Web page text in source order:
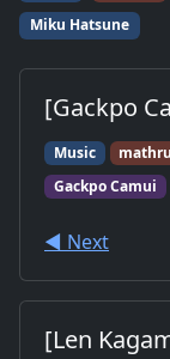
Miku Hatsune
[Gackpo
Music mathru
Gackpo Camui
◀︎ Next
[Len